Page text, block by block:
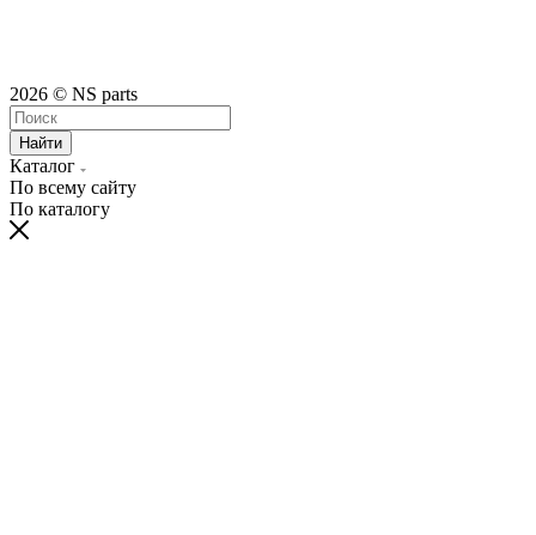
2026 © NS parts
Найти
Каталог
По всему сайту
По каталогу